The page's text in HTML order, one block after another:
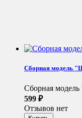
Сборная модель
Сборная
599 ₽
Отзывов нет